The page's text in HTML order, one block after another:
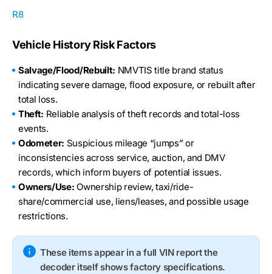
R8
Vehicle History Risk Factors
Salvage/Flood/Rebuilt: NMVTIS title brand status
indicating severe damage, flood exposure, or rebuilt after
total loss.
Theft: Reliable analysis of theft records and total-loss
events.
Odometer: Suspicious mileage “jumps” or
inconsistencies across service, auction, and DMV
records, which inform buyers of potential issues.
Owners/Use: Ownership review, taxi/ride-
share/commercial use, liens/leases, and possible usage
restrictions.
These items appear in a full VIN report the
decoder itself shows factory specifications.